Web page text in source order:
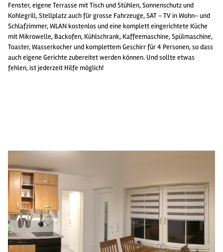
Fenster, eigene Terrasse mit Tisch und Stühlen, Sonnenschutz und
Kohlegrill, Stellplatz auch für grosse Fahrzeuge, SAT - TV in Wohn- und
Schlafzimmer, WLAN kostenlos und eine komplett eingerichtete Küche
mit Mikrowelle, Backofen, Kühlschrank, Kaffeemaschine, Spülmaschine,
Toaster, Wasserkocher und komplettem Geschirr für 4 Personen, so dass
auch eigene Gerichte zubereitet werden können. Und sollte etwas
fehlen, ist jederzeit Hilfe möglich!